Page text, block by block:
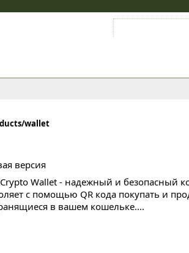
wallet
Crypto Wallet - надежный и безопасный
с помощью QR кода покупать и
в вашем кошельке....